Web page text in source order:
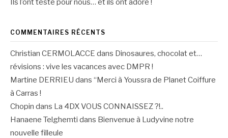
COMMENTAIRES RÉCENTS
Christian CERMOLACCE dans Dinosaures, chocolat et…
révisions : vive les vacances avec DMPR !
Martine DERRIEU dans “Merci à Youssra de Planet Coiffure
à Carras !
Chopin dans La 4DX VOUS CONNAISSEZ ?!..
Hanaene Telghemti dans Bienvenue à Ludyvine notre
nouvelle filleule